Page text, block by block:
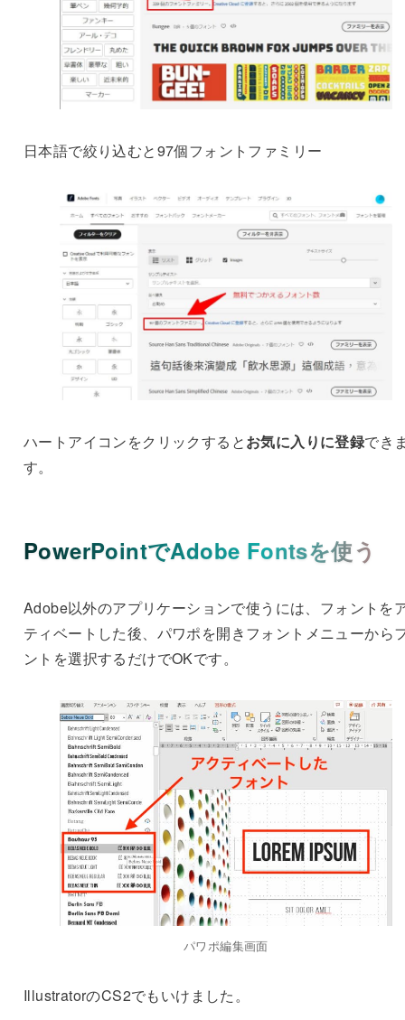
日本語で絞り込むと97個フォントファミリー
ハートアイコンをクリックするとお気に入りに登録でき
す。
PowerPointでAdobe Fontsを使う
Adobe以外のアプリケーションで使うには、フォントを
ティベートした後、パワポを開きフォントメニューから
ントを選択するだけでOKです。
パワポ編集画面
IllustratorのCS2でもいけました。